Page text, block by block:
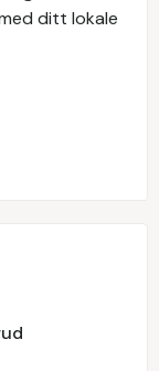
ditt lokale